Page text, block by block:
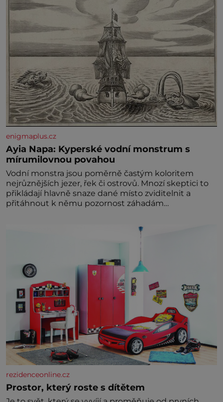
enigmaplus.cz
Ayia Napa: Kyperské vodní monstrum s
mírumilovnou povahou
Vodní monstra jsou poměrně častým koloritem
nejrůznějších jezer, řek či ostrovů. Mnozí skeptici to
přikládají hlavně snaze dané místo zviditelnit a
přitáhnout k němu pozornost záhadám
rezidenceonline.cz
Prostor, který roste s dítětem